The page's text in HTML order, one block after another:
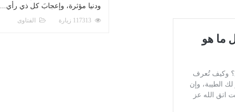
ودنيا مؤثرة، وإعجابَ كل ذي رأي...
الفتاوى